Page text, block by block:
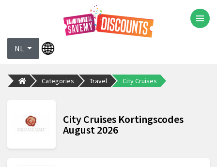
NL
Categories Travel City Cruises
City Cruises Kortingscodes
August 2026